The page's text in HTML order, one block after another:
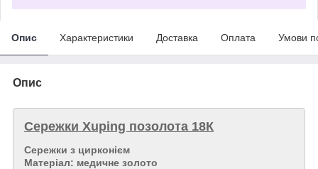
Опис Характеристики Доставка Оплата Умови
Опис
Сережки Xuping позолота 18К
Сережки з цирконієм
Матеріал: медичне золото